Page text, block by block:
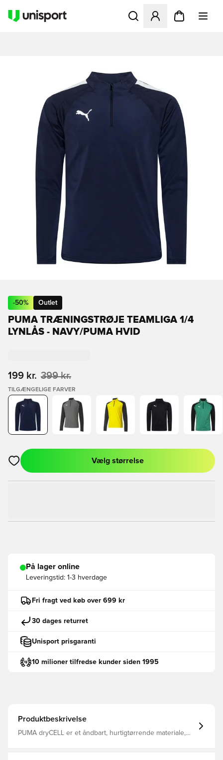
Åbner en Modal til at
-50% Outlet
PUMA TRÆNINGSTRØJE TEAMLIGA 1/4
LYNLÅS - NAVY/PUMA HVID
199 kr. 399 kr.
TILGÆNGELIGE FARVER
Åbner en Modal til at logge ind eller tilmelde dig som medlem
Vælg størrelse
På lager online
Leveringstid: 1-3 hverdage
Fri fragt ved køb over 699 kr
30 dages returret
Unisport prisgaranti
10 milioner tilfredse kunder siden 1995
Produktbeskrivelse
PUMA dryCELL er et åndbart, hurtigtørrende materiale,